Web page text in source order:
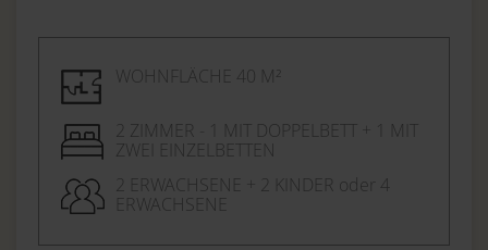
WOHNFLÄCHE 40 M²
2 ZIMMER - 1 MIT DOPPELBETT + 1 MIT
ZWEI EINZELBETTEN
2 ERWACHSENE + 2 KINDER oder 4
ERWACHSENE